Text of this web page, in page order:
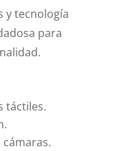
y tecnología
para
táctiles.